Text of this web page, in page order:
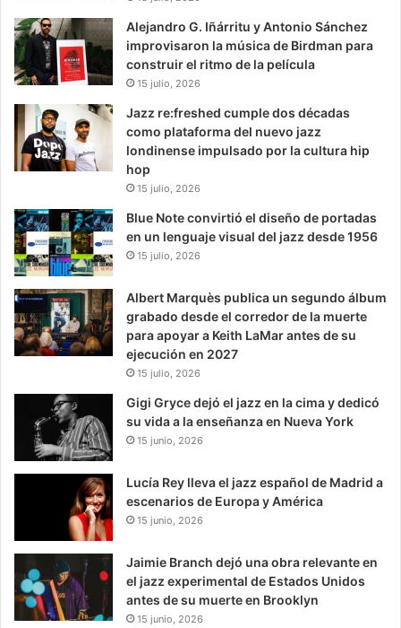
Alejandro G. Iñárritu y Antonio Sánchez
improvisaron la música de Birdman para
construir el ritmo de la película
15 julio, 2026
Jazz re:freshed cumple dos décadas
como plataforma del nuevo jazz
londinense impulsado por la cultura hip
hop
15 julio, 2026
Blue Note convirtió el diseño de portadas
en un lenguaje visual del jazz desde 1956
15 julio, 2026
Albert Marquès publica un segundo álbum
grabado desde el corredor de la muerte
para apoyar a Keith LaMar antes de su
ejecución en 2027
15 julio, 2026
Gigi Gryce dejó el jazz en la cima y dedicó
su vida a la enseñanza en Nueva York
15 junio, 2026
Lucía Rey lleva el jazz español de Madrid a
escenarios de Europa y América
15 junio, 2026
Jaimie Branch dejó una obra relevante en
el jazz experimental de Estados Unidos
antes de su muerte en Brooklyn
15 junio, 2026